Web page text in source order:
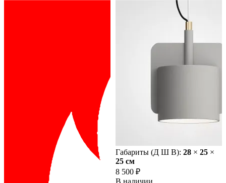
Габариты (Д Ш В): 28 × 25 ×
25 cм
8 500 ₽
В наличии